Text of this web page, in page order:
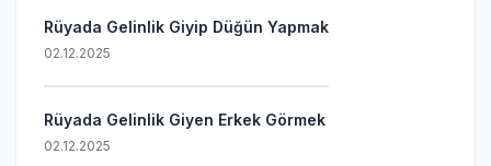
Rüyada Gelinlik Giyip Düğün Yapmak
02.12.2025
Rüyada Gelinlik Giyen Erkek Görmek
02.12.2025